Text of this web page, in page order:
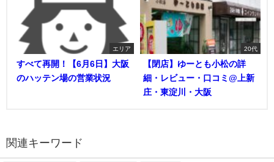
エリア
すべて再開！【6月6日】大阪
のハッテン場の営業状況
20代
【閉店】ゆーとも小松の詳
細・レビュー・口コミ@上新
庄・東淀川・大阪
関連キーワード